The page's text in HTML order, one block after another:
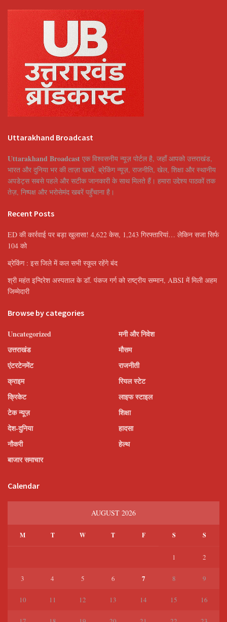
Uttarakhand Broadcast
Uttarakhand Broadcast एक विश्वसनीय न्यूज़ पोर्टल है, जहाँ आपको उत्तराखंड,
भारत और दुनिया भर की ताज़ा खबरें, ब्रेकिंग न्यूज़, राजनीति, खेल, शिक्षा और स्थानीय
अपडेट्स सबसे पहले और सटीक जानकारी के साथ मिलते हैं। हमारा उद्देश्य पाठकों तक
तेज़, निष्पक्ष और भरोसेमंद खबरें पहुँचाना है।
Recent Posts
ED की कार्रवाई पर बड़ा खुलासा! 4,622 केस, 1,243 गिरफ्तारियां… लेकिन सजा सिर्फ
104 को
ब्रेकिंग : इस जिले में कल सभी स्कूल रहेंगे बंद
श्री महंत इन्दिरेश अस्पताल के डॉ. पंकज गर्ग को राष्ट्रीय सम्मान, ABSI में मिली अहम
जिम्मेदारी
Browse by categories
Uncategorized
उत्तराखंड
एंटरटेनमेंट
क्राइम
क्रिकेट
टेक न्यूज़
देश-दुनिया
नौकरी
बाजार समाचार
मनी और निवेश
मौसम
राजनीती
रियल स्टेट
लाइफ स्टाइल
शिक्षा
हादसा
हेल्थ
Calendar
AUGUST 2026
M T W T F S S
1 2
3 4 5 6 7 8 9
10 11 12 13 14 15 16